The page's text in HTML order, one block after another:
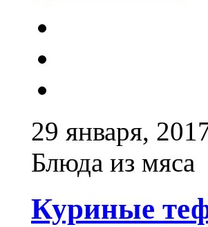
29 января,
Блюда из мяса
Куриные